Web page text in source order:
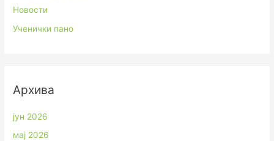
Новости
Ученички пано
Архива
јун 2026
мај 2026